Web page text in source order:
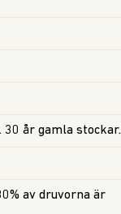
30 år gamla stockar.
av druvorna är